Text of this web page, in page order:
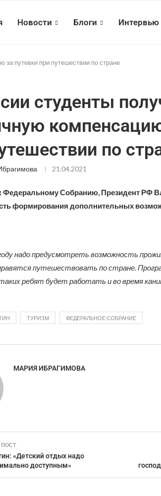
Новости Блоги Интервью
путевки при путешествии по стране
студенты
по
21.04.2021
Федеральному Собранию, Президент РФ
формирования дополнительных
надо предусмотреть возможность
путешествовать по стране.
ребят будет работать и во время
ТУРИЗМ ФЕДЕРАЛЬНОЕ СОБРАНИЕ
МАРИЯ ИБРАГИМОВА
«Детский отдых надо
доступным»